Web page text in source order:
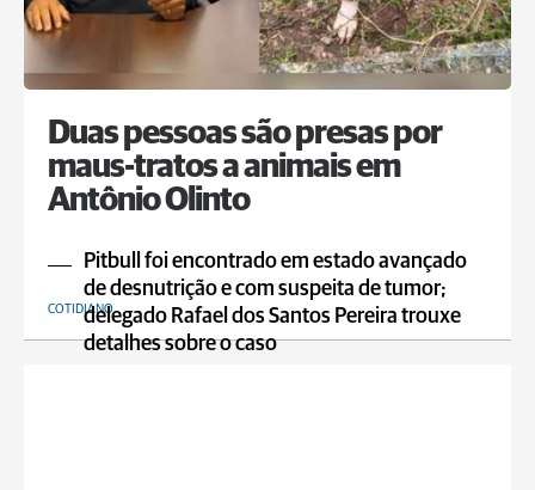
Duas pessoas são presas por
maus-tratos a animais em
Antônio Olinto
Pitbull foi encontrado em estado avançado
de desnutrição e com suspeita de tumor;
delegado Rafael dos Santos Pereira trouxe
detalhes sobre o caso
COTIDIANO